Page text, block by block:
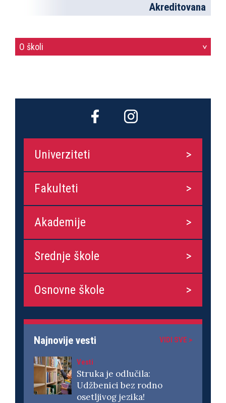
Akreditovana
O školi >
Univerziteti
Fakulteti
Akademije
Srednje škole
Osnovne škole
Najnovije vesti VIDI SVE >
Vesti
Struka je odlučila:
Udžbenici bez rodno
osetljivog jezika!